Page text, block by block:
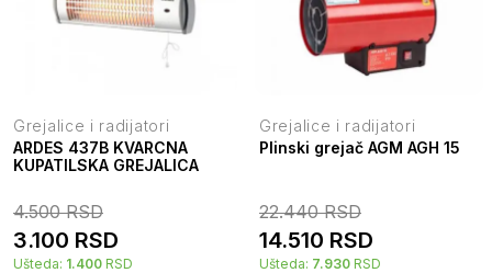
Grejalice i radijatori
ARDES 437B KVARCNA
KUPATILSKA GREJALICA
4.500RSD
3.100 RSD
Ušteda: 1.400 RSD
Grejalice i radijatori
Plinski grejač AGM AGH 15
22.440RSD
14.510 RSD
Ušteda: 7.930 RSD